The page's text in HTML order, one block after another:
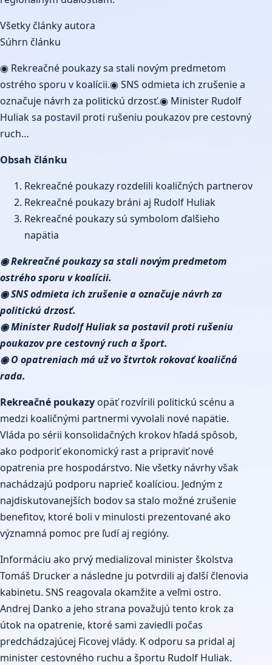
Všetky články autora
Súhrn článku
◉ Rekreačné poukazy sa stali novým predmetom
ostrého sporu v koalícii.◉ SNS odmieta ich zrušenie a
označuje návrh za politickú drzosť.◉ Minister Rudolf
Huliak sa postavil proti rušeniu poukazov pre cestovný
ruch…
Obsah článku
Rekreačné poukazy rozdelili koaličných partnerov
Rekreačné poukazy bráni aj Rudolf Huliak
Rekreačné poukazy sú symbolom ďalšieho
napätia
◉ Rekreačné poukazy sa stali novým predmetom
ostrého sporu v koalícii.
◉ SNS odmieta ich zrušenie a označuje návrh za
politickú drzosť.
◉ Minister Rudolf Huliak sa postavil proti rušeniu
poukazov pre cestovný ruch a šport.
◉ O opatreniach má už vo štvrtok rokovať koaličná
rada.
Rekreačné poukazyopäť rozvírili politickú scénu a
medzi koaličnými partnermi vyvolali nové napätie.
Vláda po sérii konsolidačných krokov hľadá spôsob,
ako podporiť ekonomický rast a pripraviť nové
opatrenia pre hospodárstvo. Nie všetky návrhy však
nachádzajú podporu naprieč koalíciou. Jedným z
najdiskutovanejších bodov sa stalo možné zrušenie
benefitov, ktoré boli v minulosti prezentované ako
významná pomoc pre ľudí aj regióny.
Informáciu ako prvý medializoval minister školstva
Tomáš Drucker a následne ju potvrdili aj ďalší členovia
kabinetu. SNS reagovala okamžite a veľmi ostro.
Andrej Danko a jeho strana považujú tento krok za
útok na opatrenie, ktoré sami zaviedli počas
predchádzajúcej Ficovej vlády. K odporu sa pridal aj
minister cestovného ruchu a športu Rudolf Huliak.